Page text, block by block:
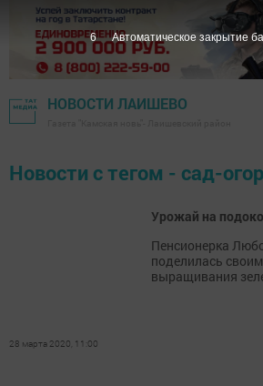
НОВОСТИ ЛАИШЕВО
Новости с тегом - сад-
Урожай на
Пенсионерка
поделилась
выращивания
28 марта 2020, 11:00
6 Автоматическое закрытие